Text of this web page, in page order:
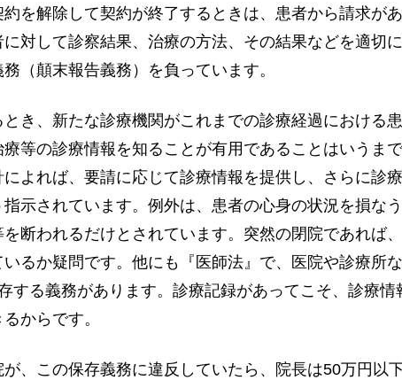
を解除して契約が終了するときは、患者から請求が
対して診察結果、治療の方法、その結果などを適切に
（顛末報告義務）を負っています。
き、新たな診療機関がこれまでの診療経過における
等の診療情報を知ることが有用であることはいうま
によれば、要請に応じて診療情報を提供し、さらに診
示されています。例外は、患者の心身の状況を損な
断われるだけとされています。突然の閉院であれば
るか疑問です。他にも『医師法』で、医院や診療所
する義務があります。診療記録があってこそ、診療情
からです。
、この保存義務に違反していたら、院長は50万円以